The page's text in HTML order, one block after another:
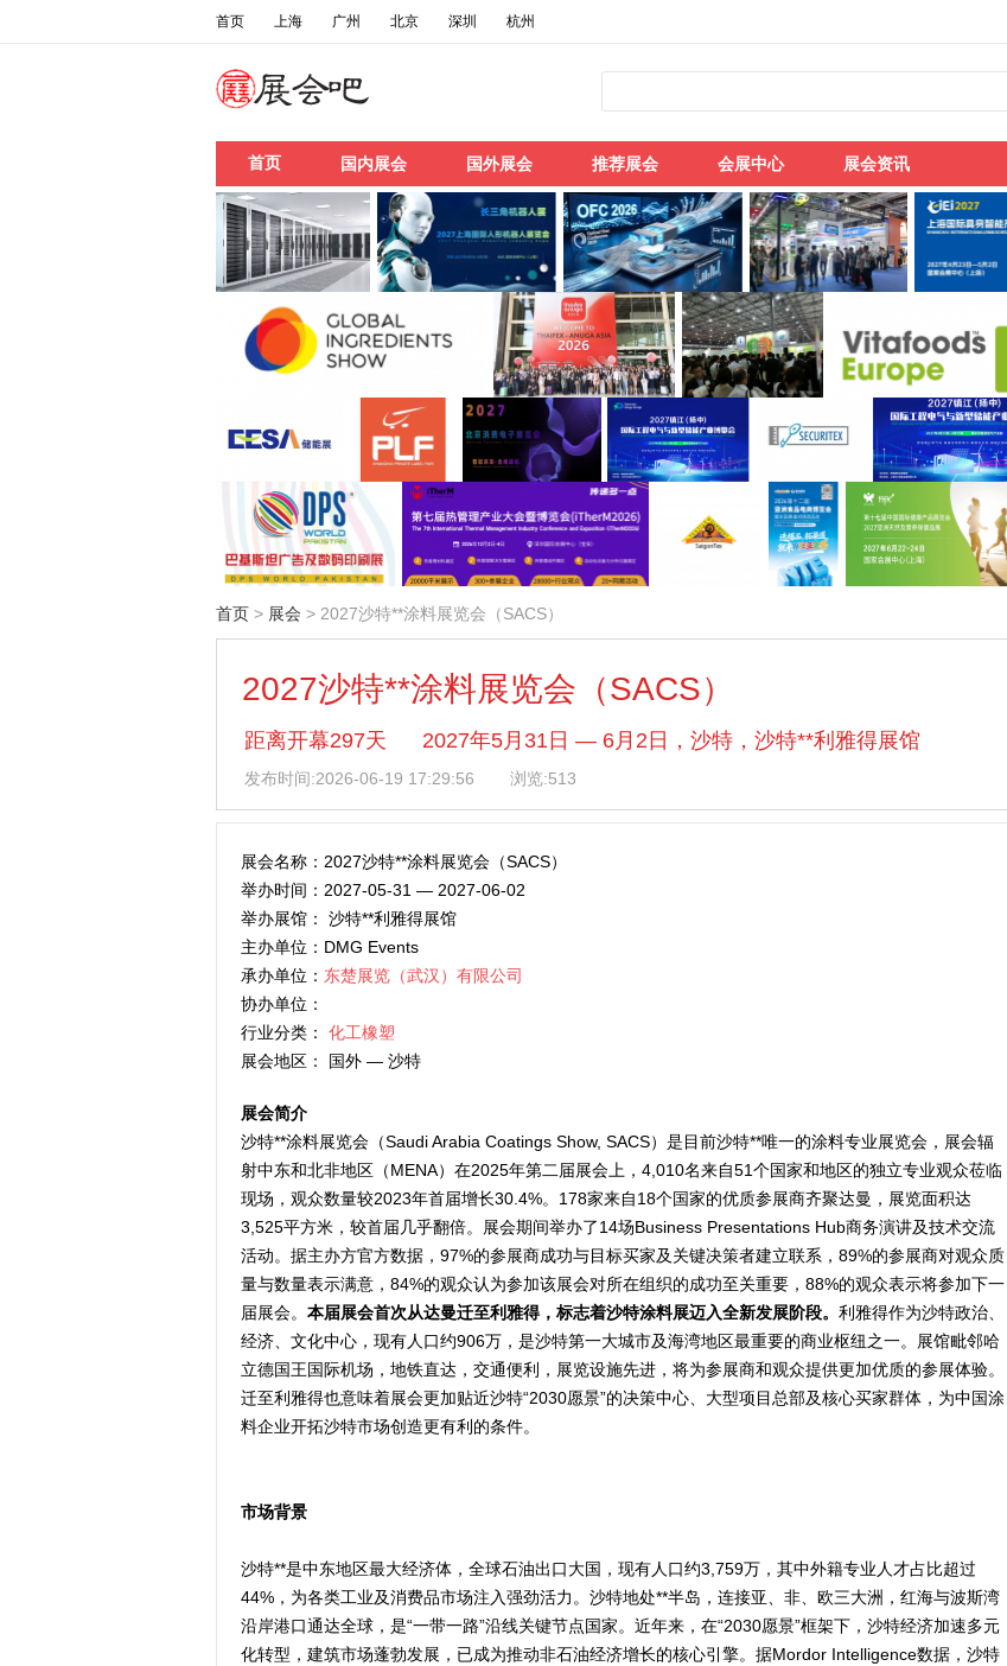
首页 上海 广州 北京 深圳 杭州
首页 国内展会 国外展会 推荐展会 会展中心 展会资讯
首页 > 展会 > 2027沙特**涂料展览会（SACS）
2027沙特**涂料展览会（SACS）
发布时间:2026-06-19 17:29:56 浏览:513
距离开幕297天 2027年5月31日 — 6月2日，沙特，沙特**利雅得展馆
展会名称：2027沙特**涂料展览会（SACS）
举办时间：2027-05-31 — 2027-06-02
举办展馆： 沙特**利雅得展馆
主办单位：DMG Events
承办单位： 东楚展览（武汉）有限公司
协办单位：
行业分类： 化工橡塑
展会地区： 国外 — 沙特
展会简介
沙特**涂料展览会（Saudi Arabia Coatings Show, SACS）是目前沙特**唯一的涂料专业展览会，展会辐
射中东和北非地区（MENA）在2025年第二届展会上，4,010名来自51个国家和地区的独立专业观众莅临
现场，观众数量较2023年首届增长30.4%。178家来自18个国家的优质参展商齐聚达曼，展览面积达
3,525平方米，较首届几乎翻倍。展会期间举办了14场Business Presentations Hub商务演讲及技术交流
活动。据主办方官方数据，97%的参展商成功与目标买家及关键决策者建立联系，89%的参展商对观众质
量与数量表示满意，84%的观众认为参加该展会对所在组织的成功至关重要，88%的观众表示将参加下一
届展会。 本届展会首次从达曼迁至利雅得，标志着沙特涂料展迈入全新发展阶段。 利雅得作为沙特政治、
经济、文化中心，现有人口约906万，是沙特第一大城市及海湾地区最重要的商业枢纽之一。展馆毗邻哈
立德国王国际机场，地铁直达，交通便利，展览设施先进，将为参展商和观众提供更加优质的参展体验。
迁至利雅得也意味着展会更加贴近沙特“2030愿景”的决策中心、大型项目总部及核心买家群体，为中国涂
料企业开拓沙特市场创造更有利的条件。
市场背景
沙特**是中东地区最大经济体，全球石油出口大国，现有人口约3,759万，其中外籍专业人才占比超过
44%，为各类工业及消费品市场注入强劲活力。沙特地处**半岛，连接亚、非、欧三大洲，红海与波斯湾
沿岸港口通达全球，是“一带一路”沿线关键节点国家。近年来，在“2030愿景”框架下，沙特经济加速多元
化转型，建筑市场蓬勃发展，已成为推动非石油经济增长的核心引擎。据Mordor Intelligence数据，沙特